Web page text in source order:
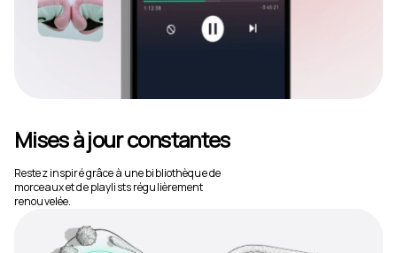
Mises à jour constantes
Restez inspiré grâce à une bibliothèque de
morceaux et de playlists régulièrement
renouvelée.